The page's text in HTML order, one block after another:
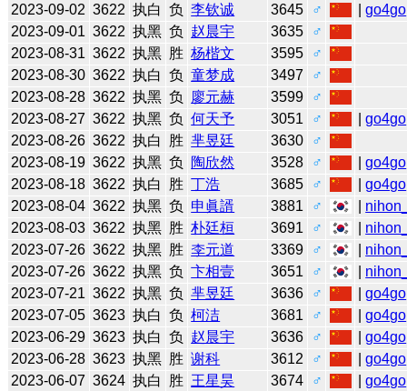
2023-09-02 3622 执白 负 李钦诚 3645 ♂ |go4go
2023-09-01 3622 执黑 负 赵晨宇 3635
♂
2023-08-31 3622 执黑 胜 杨楷文 3595
♂
2023-08-30 3622 执白 负 童梦成 3497
♂
2023-08-28 3622 执黑 负 廖元赫 3599
♂
2023-08-27 3622 执黑 负 何天予 3051 ♂ |go4go
2023-08-26 3622 执白 胜 芈昱廷 3630
♂
2023-08-19 3622 执黑 负 陶欣然 3528 ♂ |go4go
2023-08-18 3622 执白 胜 丁浩 3685 ♂ |go4go
2023-08-04 3622 执黑 负 申眞諝 3881 ♂
2023-08-03 3622 执黑 胜 朴廷桓 3691 ♂
2023-07-26 3622 执黑 胜 李元道 3369 ♂
2023-07-26 3622 执黑 负 卞相壹 3651 ♂
2023-07-21 3622 执黑 负 芈昱廷 3636 ♂ |go4go
2023-07-05 3623 执白 负 柯洁 3681 ♂ |go4go
2023-06-29 3623 执白 负 赵晨宇 3636 ♂ |go4go
2023-06-28 3623 执黑 胜 谢科 3612 ♂ |go4go
2023-06-07 3624 执白 胜 王星昊 3674 ♂ |go4go